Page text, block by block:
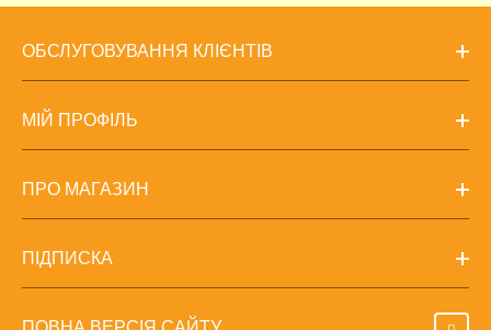
ОБСЛУГОВУВАННЯ КЛІЄНТІВ
МІЙ ПРОФІЛЬ
ПРО МАГАЗИН
ПІДПИСКА